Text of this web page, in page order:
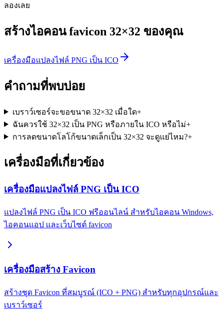
ลองเลย
สร้างไอคอน favicon 32×32 ของคุณ
เครื่องมือแปลงไฟล์ PNG เป็น ICO
คำถามที่พบบ่อย
เบราว์เซอร์จะขอขนาด 32×32 เมื่อใด+
ฉันควรใช้ 32×32 เป็น PNG หรือภายใน ICO หรือไม่+
การลดขนาดโลโก้ขนาดเล็กเป็น 32×32 จะดูแย่ไหม?+
เครื่องมือที่เกี่ยวข้อง
เครื่องมือแปลงไฟล์ PNG เป็น ICO
แปลงไฟล์ PNG เป็น ICO ฟรีออนไลน์ สำหรับไอคอน Windows,
ไอคอนแอป และเว็บไซต์ favicon
เครื่องมือสร้าง Favicon
สร้างชุด Favicon ที่สมบูรณ์ (ICO + PNG) สำหรับทุกอุปกรณ์และ
เบราว์เซอร์